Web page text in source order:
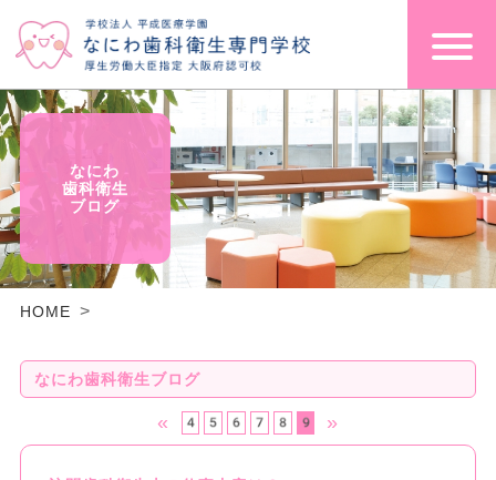
なにわ
歯科衛生
ブログ
HOME
なにわ歯科衛生ブログ
« 4 5 6 7 8 9 »